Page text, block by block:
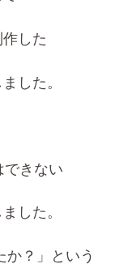
した
した。
できない
した。
？」という